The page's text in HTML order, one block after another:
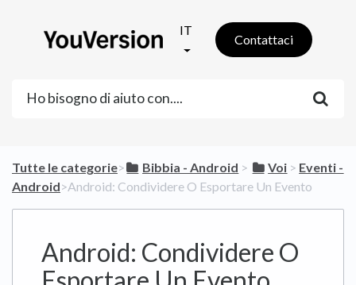
IT
Contattaci
Tutte le categorie​>​ ​Bibbia - Android ​ > ​ ​Voi ​ > ​ ​Eventi -
Android​>​ Android: Condividere O Esportare Un Evento
Android: Condividere O